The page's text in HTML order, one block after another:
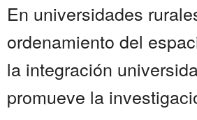
En universidades
ordenamiento del
la integración
promueve la